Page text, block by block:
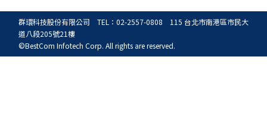
群環科技股份有限公司 TEL：02-2557-0808 115 台北市南港區市民大
道八段205號21樓
©BestCom Infotech Corp. All rights are reserved.